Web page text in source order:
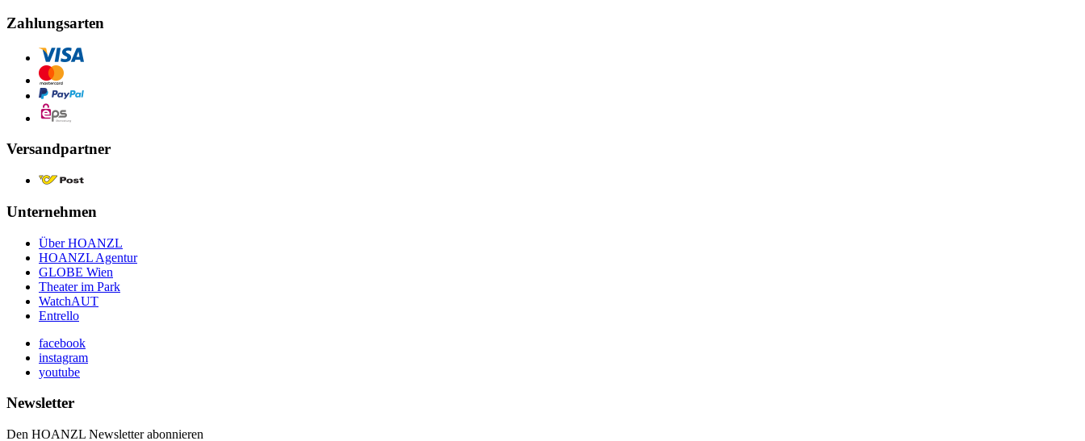
Zahlungsarten
Versandpartner
Unternehmen
Über HOANZL
HOANZL Agentur
GLOBE Wien
Theater im Park
WatchAUT
Entrello
facebook
instagram
youtube
Newsletter
Den HOANZL Newsletter abonnieren